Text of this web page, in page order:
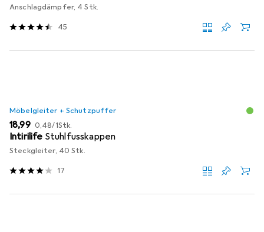
Anschlagdämpfer, 4 Stk.
45
Möbelgleiter + Schutzpuffer
EUR
18,99 EUR
0,48/1Stk.
Intirilife Stuhlfusskappen
Steckgleiter, 40 Stk.
17